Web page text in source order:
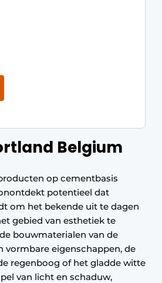
Belgium
op cementbasis
potentieel dat
om het bekende uit te dagen
gebied van esthetiek te
bouwmaterialen van de
vormbare eigenschappen, de
regenboog of het gladde witte
van licht en schaduw,